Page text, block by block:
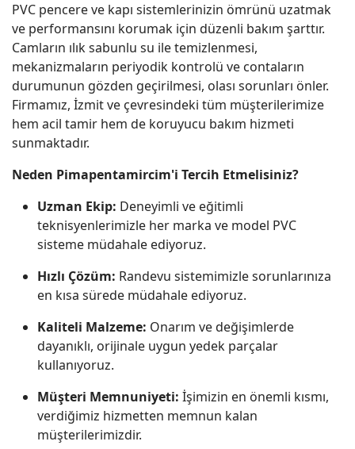
PVC pencere ve kapı sistemlerinizin ömrünü uzatmak
ve performansını korumak için düzenli bakım şarttır.
Camların ılık sabunlu su ile temizlenmesi,
mekanizmaların periyodik kontrolü ve contaların
durumunun gözden geçirilmesi, olası sorunları önler.
Firmamız, İzmit ve çevresindeki tüm müşterilerimize
hem acil tamir hem de koruyucu bakım hizmeti
sunmaktadır.
Neden Pimapentamircim'i Tercih Etmelisiniz?
Uzman Ekip: Deneyimli ve eğitimli
teknisyenlerimizle her marka ve model PVC
sisteme müdahale ediyoruz.
Hızlı Çözüm: Randevu sistemimizle sorunlarınıza
en kısa sürede müdahale ediyoruz.
Kaliteli Malzeme: Onarım ve değişimlerde
dayanıklı, orijinale uygun yedek parçalar
kullanıyoruz.
Müşteri Memnuniyeti: İşimizin en önemli kısmı,
verdiğimiz hizmetten memnun kalan
müşterilerimizdir.